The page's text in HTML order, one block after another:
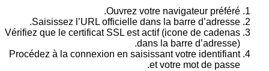
Ouvrez votre navigateur
Saisissez l’URL officielle dans la barre
Vérifiez que le certificat SSL est actif (icone de
dans la barre
Procédez à la connexion en saisissant votre
et votre mot de